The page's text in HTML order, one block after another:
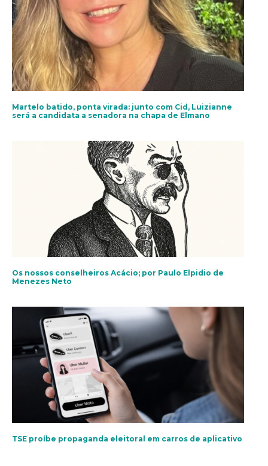
Martelo batido, ponta virada: junto com Cid, Luizianne
será a candidata a senadora na chapa de Elmano
Os nossos conselheiros Acácio; por Paulo Elpidio de
Menezes Neto
TSE proíbe propaganda eleitoral em carros de aplicativo